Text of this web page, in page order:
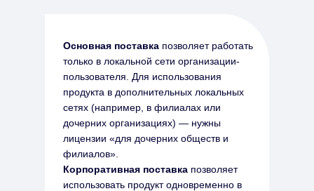
Основная поставка позволяет работать
только в локальной сети организации-
пользователя. Для использования
продукта в дополнительных локальных
сетях (например, в филиалах или
дочерних организациях) — нужны
лицензии «для дочерних обществ и
филиалов».
Корпоративная поставка позволяет
использовать продукт одновременно в